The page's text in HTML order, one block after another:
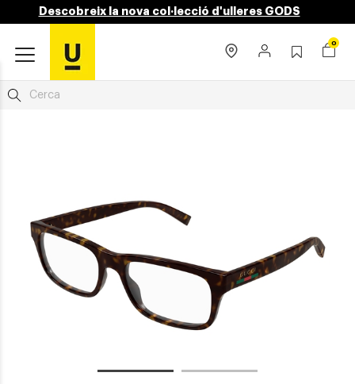
Descobreix la nova col·lecció d'ulleres GODS
0